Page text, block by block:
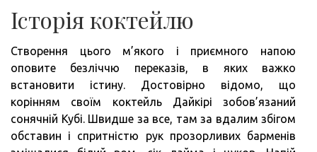
Історія коктейлю
Створення цього м’якого і приємного напою
оповите безліччю переказів, в яких важко
встановити істину. Достовірно відомо, що
корінням своїм коктейль Дайкірі зобов’язаний
сонячній Кубі. Швидше за все, там за вдалим збігом
обставин і спритністю рук прозорливих барменів